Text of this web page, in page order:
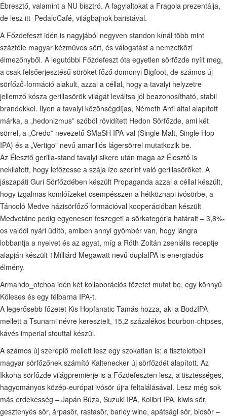
Ébresztő, valamint a NU bisztró. A fagylaltokat a Fragola prezentálja,
de lesz itt PedaloCafé, világbajnok baristával.
A Főzdefeszt idén is nagyjából negyven standon kínál több mint
százféle magyar kézműves sört, és válogatást a nemzetközi
élmezőnyből. A legutóbbi Főzdefeszt óta egyetlen sörfőzde nyílt meg,
a csak felsőerjesztésű söröket főző domonyi Bigfoot, de számos új
sörfőző-formáció alakult, azzal a céllal, hogy a tavalyi helyzetre
jellemző kósza gerillasörök világát leváltsa jól beazonosítható, stabil
brandekkel. Ilyen a tavalyi közönségdíjas, Németh Anti által alapított
márka, a „hedonizmus” szóból rövidített Hedon Sörfőzde, ami két
sörrel, a „Credo” nevezetű SMaSH IPA-val (Single Malt, Single Hop
IPA) és a „Vertigo” nevű amarillós lágersörrel mutatkozik be.
Az Élesztő gerilla-stand tavalyi sikere után maga az Élesztő is
nekilátott, hogy lefőzesse a szája íze szerint való gerillasöröket. A
jászapáti Guri Sörfőzdében készült Propaganda azzal a céllal készült,
hogy izgalmas komlóízeket csempésszen a hétköznapi ivósörbe, a
Táncoló Medve házisörfőző formációval kooperációban készült
Medvetánc pedig egyenesen feszegeti a sörkategória határait – 3,8%-
os valódi nyári üdítő, amiben annyi gyömbér van, hogy lángra
lobbantja a nyelvet és az agyat, míg a Róth Zoltán zseniális receptje
alapján készült 1Milliárd Megawatt nevű duplaIPA is energiadús
élmény.
Armando_otchoa idén két kollaborációs főzetet mutat be, egy könnyű
Köleses és egy félbarna IPA-t.
A legerősebb főzetet Kis Hopfanatic Tamás hozza, aki a BodzIPA
mellett a Tsunami névre keresztelt, 15,2 százalékos bourbon-chipses,
kávés imperial stouttal készül.
A számos új szereplő mellett lesz egy szokatlan is: a tiszteletbeli
magyar sörfőzőnek számító Kaltenecker új sörfőzdét alapított. Az
Ikkona sörfőzde világpremierje is a Főzdefeszten lesz, a tisztességes,
hagyományos közép-európai ivósör újra feltalálásával. Lesz még sok
más érdekesség – Japán Búza, Suzuki IPA, Kolibri IPA, kiwis sör,
gesztenyés sör, árpasör, rastasör, barley wine, apátsági sör, biosör –